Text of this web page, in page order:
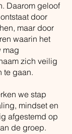
Daarom geloof
door
maar door
waarin het
mag
zich veilig
te gaan.
we stap
mindset en
afgestemd op
de groep.